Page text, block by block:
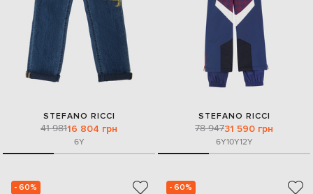
STEFANO RICCI
41 98116 804 грн
6Y
STEFANO RICCI
78 94731 590 грн
6Y10Y12Y
- 60% - 60%